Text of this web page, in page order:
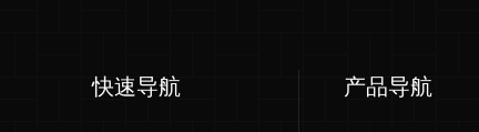
快速导航 产品导航